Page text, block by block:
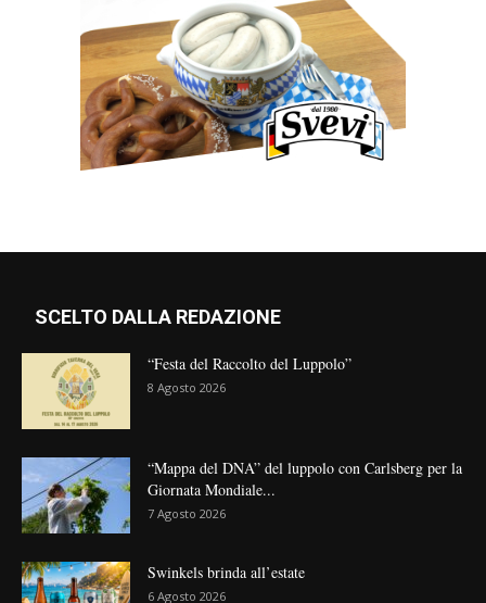
SCELTO DALLA REDAZIONE
“Festa del Raccolto del Luppolo”
8 Agosto 2026
“Mappa del DNA” del luppolo con Carlsberg per la
Giornata Mondiale...
7 Agosto 2026
Swinkels brinda all’estate
6 Agosto 2026